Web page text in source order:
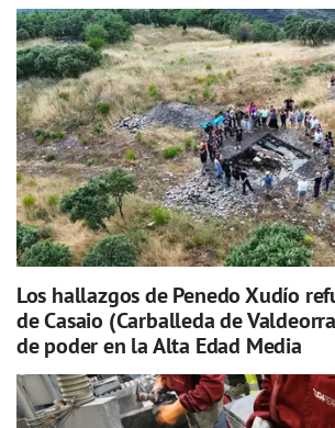
Los hallazgos de Penedo Xudío
de Casaio (Carballeda de
de poder en la Alta Edad Media